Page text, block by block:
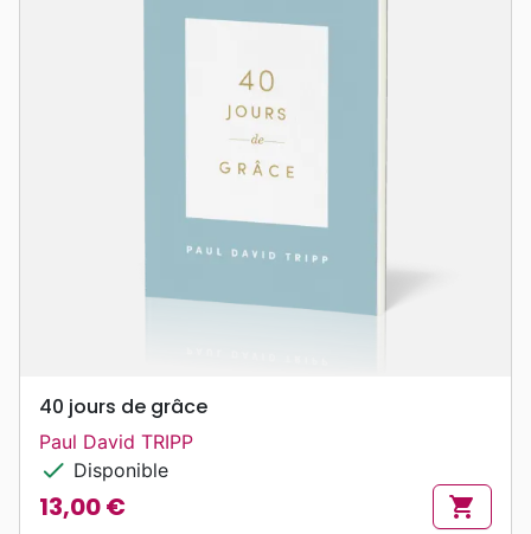
40 jours de grâce
Paul David TRIPP
check Disponible
Prix
13,00 € shopping_cart